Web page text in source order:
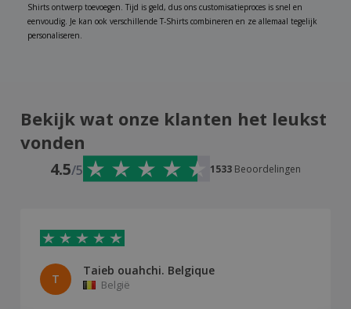
Shirts ontwerp toevoegen. Tijd is geld, dus ons customisatieproces is snel en
eenvoudig. Je kan ook verschillende T-Shirts combineren en ze allemaal tegelijk
personaliseren.
Bekijk wat onze klanten het leukst
vonden
4.5/5 1533 Beoordelingen
T
Taieb ouahchi. Belgique
België